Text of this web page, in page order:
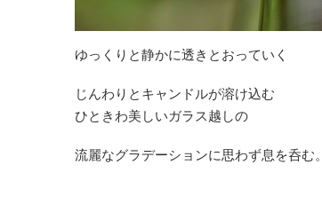
ゆっくりと静かに透きとおっていく
じんわりとキャンドルが溶け込む
ひときわ美しいガラス越しの
流麗なグラデーションに思わず息を呑む。